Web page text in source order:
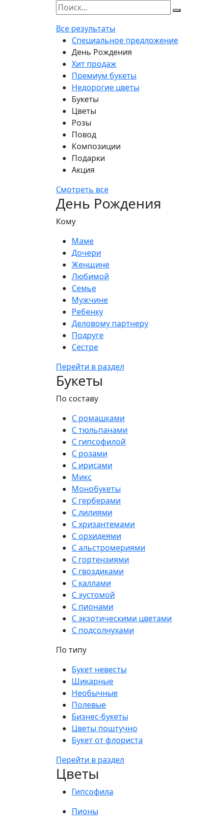
Все результаты
Специальное предложение
День Рождения
Хит продаж
Премиум букеты
Недорогие цветы
Букеты
Цветы
Розы
Повод
Композиции
Подарки
Акция
Смотреть все
День Рождения
Кому
Маме
Дочери
Женщине
Любимой
Семье
Мужчине
Ребенку
Деловому партнеру
Подруге
Сестре
Перейти в раздел
Букеты
По составу
С ромашками
С тюльпанами
С гипсофилой
С розами
С ирисами
Микс
Монобукеты
С герберами
С лилиями
С хризантемами
С орхидеями
С альстромериями
С гортензиями
С гвоздиками
С каллами
С эустомой
С пионами
С экзотическими цветами
С подсолнухами
По типу
Букет невесты
Шикарные
Необычные
Полевые
Бизнес-букеты
Цветы поштучно
Букет от флориста
Перейти в раздел
Цветы
Гипсофила
Пионы